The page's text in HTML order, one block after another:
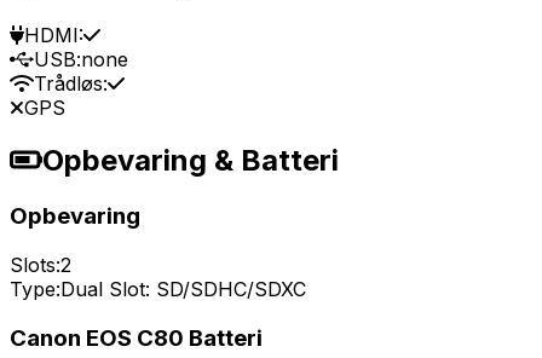
HDMI:
USB:none
Trådløs:
GPS
Opbevaring & Batteri
Opbevaring
Slots:2
Type:Dual Slot: SD/SDHC/SDXC
Canon EOS C80 Batteri